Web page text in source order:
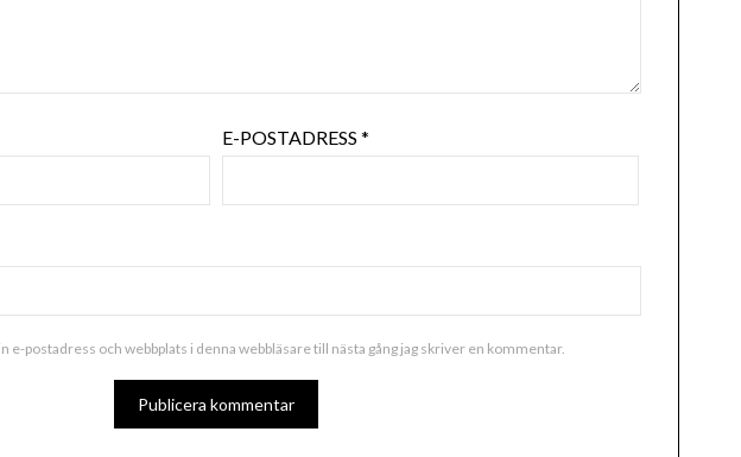
E-POSTADRESS*
e-postadress och webbplats i denna webbläsare till nästa gång jag skriver en kommentar.